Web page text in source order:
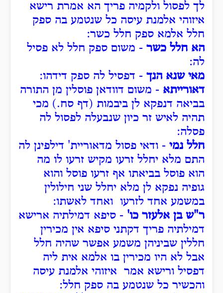
לך לפסול ולקמיה פריך הא אמרת רישא
איזוהי אלמנת עיסה כל שנטמע בה ספק
חלל אלמא ספק חלל כשר:
הא חלל כשר - משום ספק חלל לא פסיל
לה:
מאי שנא הנך - דפסיל לה ספק דידהו:
דאורייתא - משום דוודאן פוסלין מן התורה
בביאה דנפקא לן ביבמות (דף סח.) מכי
תהיה לאיש זר כיון שנבעלה לפסול לה
פסלה:
חלל נמי - ודאי פסול מדאוריית' דילפינן לה
התם מלא יחלל זרעו מקיש זרעו לו מה
הוא פוסל בביאתו אף זרעו פוסל והוא
גופיה נפקא לן מלא יחלל שני חילולין
במשמע אחד לזרעו ואחד לאשתו:
ר"ש בן אלעזר כו' - סיפא דמילתיה ארישא
דמילתיה פריך דקתני סיפא אין מכירין
חללין שביניהן משמע אפשר שהיה חלל
אבל לא היו מכירין בו אלמא אית ליה
דפסיל ורישא אמר איזוהי אלמנת עיסה
והכשיר כל שנטמע בה ספק חלל: